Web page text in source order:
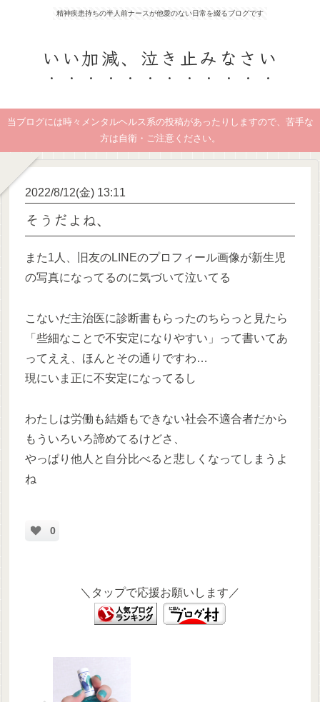
精神疾患持ちの半人前ナースが他愛のない日常を綴るブログです
いい加減、泣き止みなさい
当ブログには時々メンタルヘルス系の投稿があったりしますので、苦手な
方は自衛・ご注意ください。
2022/8/12(金) 13:11
そうだよね、
また1人、旧友のLINEのプロフィール画像が新生児
の写真になってるのに気づいて泣いてる
こないだ主治医に診断書もらったのちらっと見たら
「些細なことで不安定になりやすい」って書いてあ
ってええ、ほんとその通りですわ…
現にいま正に不安定になってるし
わたしは労働も結婚もできない社会不適合者だから
もういろいろ諦めてるけどさ、
やっぱり他人と自分比べると悲しくなってしまうよ
ね
0
＼タップで応援お願いします／